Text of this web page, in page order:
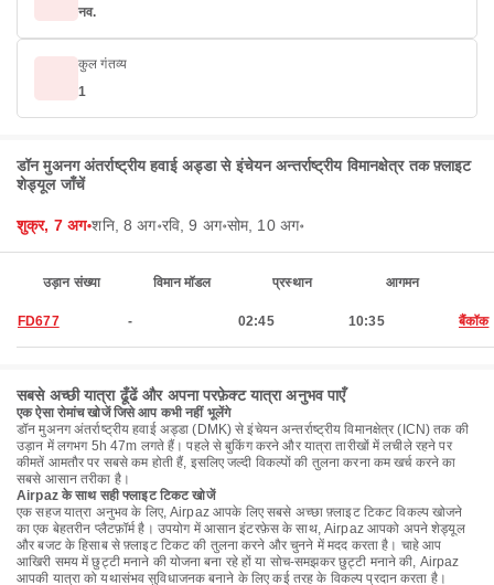
नव.
कुल गंतव्य
1
डॉन मुअनग अंतर्राष्ट्रीय हवाई अड्डा से इंचेयन अन्तर्राष्ट्रीय विमानक्षेत्र तक फ़्लाइट
शेड्यूल जाँचें
शुक्र, 7 अग॰शनि, 8 अग॰रवि, 9 अग॰सोम, 10 अग॰
उड़ान संख्या विमान मॉडल प्रस्थान आगमन
FD677 - 02:45 10:35 बैंकॉक
सबसे अच्छी यात्रा ढूँढें और अपना परफ़ेक्ट यात्रा अनुभव पाएँ
एक ऐसा रोमांच खोजें जिसे आप कभी नहीं भूलेंगे
डॉन मुअनग अंतर्राष्ट्रीय हवाई अड्डा (DMK) से इंचेयन अन्तर्राष्ट्रीय विमानक्षेत्र (ICN) तक की
उड़ान में लगभग 5h 47m लगते हैं। पहले से बुकिंग करने और यात्रा तारीखों में लचीले रहने पर
कीमतें आमतौर पर सबसे कम होती हैं, इसलिए जल्दी विकल्पों की तुलना करना कम खर्च करने का
सबसे आसान तरीका है।
Airpaz के साथ सही फ्लाइट टिकट खोजें
एक सहज यात्रा अनुभव के लिए, Airpaz आपके लिए सबसे अच्छा फ़्लाइट टिकट विकल्प खोजने
का एक बेहतरीन प्लैटफ़ॉर्म है। उपयोग में आसान इंटरफ़ेस के साथ, Airpaz आपको अपने शेड्यूल
और बजट के हिसाब से फ़्लाइट टिकट की तुलना करने और चुनने में मदद करता है। चाहे आप
आखिरी समय में छुट्टी मनाने की योजना बना रहे हों या सोच-समझकर छुट्टी मनाने की, Airpaz
आपकी यात्रा को यथासंभव सुविधाजनक बनाने के लिए कई तरह के विकल्प प्रदान करता है।